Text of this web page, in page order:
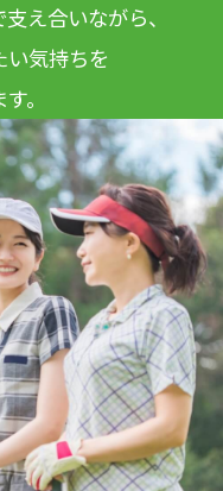
え合いながら、
気持ちを
。